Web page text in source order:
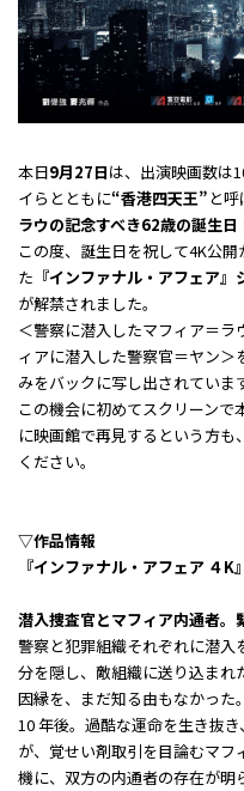
本日9月27日は、出演映画数は
イらとともに“香港四天王” と
ラウの記念すべき62歳の誕生日
この度、誕生日を祝して4K公
た 『インファナル・アフェア
が解禁されました。
＜警察に潜入したマフィア＝ラ
ィアに潜入した警察官＝ヤン＞
みをバックに写し出されています
この機会に初めてスクリーンで
に映画館で再見するという方も
ください。
▽作品情報
『インファナル・アフェア ４K』
潜入捜査官とマフィア内通者。
警察と犯罪組織それぞれに潜入
分を隠し、敵組織に送り込まれ
因縁を、まだ知る由もなかった。
10 年後。過酷な運命を生き抜
が、覚せい剤取引を目論むマ
機に、双方の内通者の存在が明